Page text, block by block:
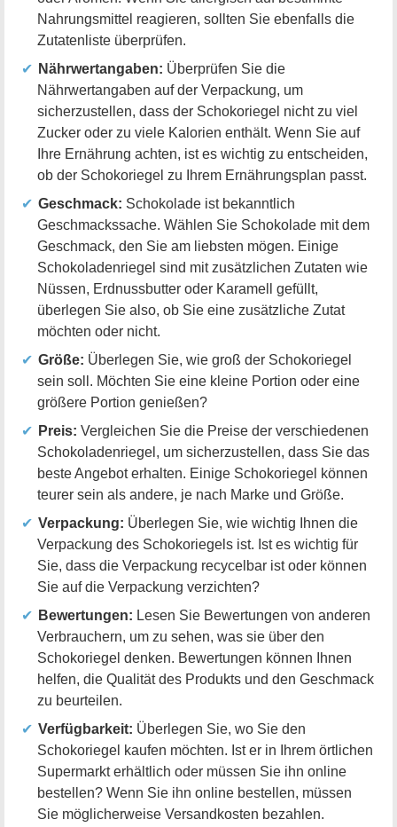
Nahrungsmittel reagieren, sollten Sie ebenfalls die
Zutatenliste überprüfen.
Nährwertangaben: Überprüfen Sie die
Nährwertangaben auf der Verpackung, um
sicherzustellen, dass der Schokoriegel nicht zu viel
Zucker oder zu viele Kalorien enthält. Wenn Sie auf
Ihre Ernährung achten, ist es wichtig zu entscheiden,
ob der Schokoriegel zu Ihrem Ernährungsplan passt.
Geschmack: Schokolade ist bekanntlich
Geschmackssache. Wählen Sie Schokolade mit dem
Geschmack, den Sie am liebsten mögen. Einige
Schokoladenriegel sind mit zusätzlichen Zutaten wie
Nüssen, Erdnussbutter oder Karamell gefüllt,
überlegen Sie also, ob Sie eine zusätzliche Zutat
möchten oder nicht.
Größe: Überlegen Sie, wie groß der Schokoriegel
sein soll. Möchten Sie eine kleine Portion oder eine
größere Portion genießen?
Preis: Vergleichen Sie die Preise der verschiedenen
Schokoladenriegel, um sicherzustellen, dass Sie das
beste Angebot erhalten. Einige Schokoriegel können
teurer sein als andere, je nach Marke und Größe.
Verpackung: Überlegen Sie, wie wichtig Ihnen die
Verpackung des Schokoriegels ist. Ist es wichtig für
Sie, dass die Verpackung recycelbar ist oder können
Sie auf die Verpackung verzichten?
Bewertungen: Lesen Sie Bewertungen von anderen
Verbrauchern, um zu sehen, was sie über den
Schokoriegel denken. Bewertungen können Ihnen
helfen, die Qualität des Produkts und den Geschmack
zu beurteilen.
Verfügbarkeit: Überlegen Sie, wo Sie den
Schokoriegel kaufen möchten. Ist er in Ihrem örtlichen
Supermarkt erhältlich oder müssen Sie ihn online
bestellen? Wenn Sie ihn online bestellen, müssen
Sie möglicherweise Versandkosten bezahlen.